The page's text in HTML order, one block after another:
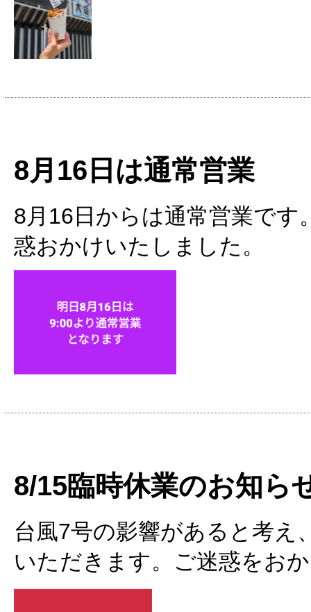
8月16日は通常営業
8月16日からは通常営業です
惑おかけいたしました。
8/15臨時休業のお知ら
台風7号の影響があると考え
いただきます。ご迷惑をお